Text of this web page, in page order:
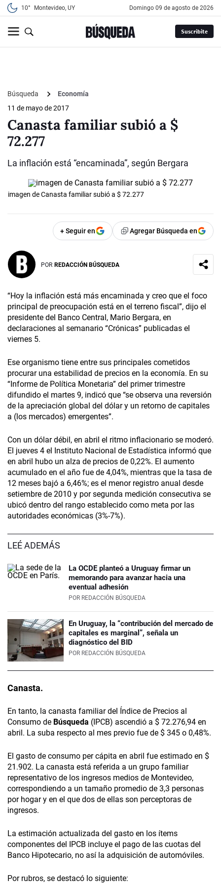
10° Montevideo, UY domingo 09 de agosto de 2026
Suscribite
Búsqueda
Economía
11 de mayo de 2017
Canasta familiar subió a $
72.277
La inflación está “encaminada”, según Bergara
imagen de Canasta familiar subió a $ 72.277
+ Seguir en Agregar Búsqueda en
POR REDACCIÓN BÚSQUEDA
“Hoy la inflación está más encaminada y creo que el foco
principal de preocupación está en el terreno fiscal”, dijo el
presidente del Banco Central, Mario Bergara, en
declaraciones al semanario “Crónicas” publicadas el
viernes 5.
Ese organismo tiene entre sus principales cometidos
procurar una estabilidad de precios en la economía. En su
“Informe de Política Monetaria” del primer trimestre
difundido el martes 9, indicó que “se observa una reversión
de la apreciación global del dólar y un retorno de capitales
a (los mercados) emergentes”.
Con un dólar débil, en abril el ritmo inflacionario se moderó.
El jueves 4 el Instituto Nacional de Estadística informó que
en abril hubo un alza de precios de 0,22%. El aumento
acumulado en el año fue de 4,04%, mientras que la tasa de
12 meses bajó a 6,46%; es el menor registro anual desde
setiembre de 2010 y por segunda medición consecutiva se
ubicó dentro del rango establecido como meta por las
autoridades económicas (3%-7%).
LEÉ ADEMÁS
La OCDE planteó a Uruguay firmar un
memorando para avanzar hacia una
eventual adhesión
POR REDACCIÓN BÚSQUEDA
En Uruguay, la “contribución del mercado de
capitales es marginal”, señala un
diagnóstico del BID
POR REDACCIÓN BÚSQUEDA
Canasta.
En tanto, la canasta familiar del Índice de Precios al
Consumo de Búsqueda (IPCB) ascendió a $ 72.276,94 en
abril. La suba respecto al mes previo fue de $ 345 o 0,48%.
El gasto de consumo per cápita en abril fue estimado en $
21.902. La canasta está referida a un grupo familiar
representativo de los ingresos medios de Montevideo,
correspondiendo a un tamaño promedio de 3,3 personas
por hogar y en el que dos de ellas son perceptoras de
ingresos.
La estimación actualizada del gasto en los ítems
componentes del IPCB incluye el pago de las cuotas del
Banco Hipotecario, no así la adquisición de automóviles.
Por rubros, se destacó lo siguiente: